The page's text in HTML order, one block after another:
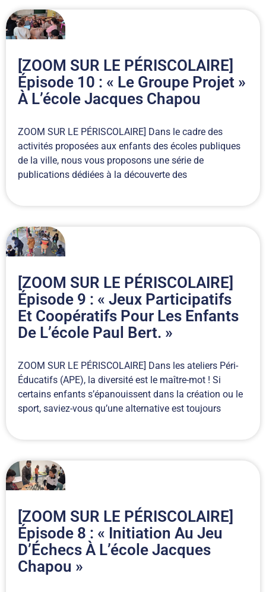
[ZOOM SUR LE PÉRISCOLAIRE]
Épisode 10 : « Le Groupe Projet »
À L’école Jacques Chapou
ZOOM SUR LE PÉRISCOLAIRE] Dans le cadre des
activités proposées aux enfants des écoles publiques
de la ville, nous vous proposons une série de
publications dédiées à la découverte des
[ZOOM SUR LE PÉRISCOLAIRE]
Épisode 9 : « Jeux Participatifs
Et Coopératifs Pour Les Enfants
De L’école Paul Bert. »
ZOOM SUR LE PÉRISCOLAIRE] Dans les ateliers Péri-
Éducatifs (APE), la diversité est le maître-mot ! Si
certains enfants s’épanouissent dans la création ou le
sport, saviez-vous qu’une alternative est toujours
[ZOOM SUR LE PÉRISCOLAIRE]
Épisode 8 : « Initiation Au Jeu
D’Échecs À L’école Jacques
Chapou »